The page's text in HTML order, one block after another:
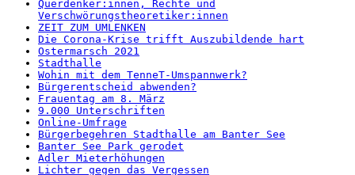
Querdenker:innen, Rechte und
Verschwörungstheoretiker:innen
ZEIT ZUM UMLENKEN
Die Corona-Krise trifft Auszubildende hart
Ostermarsch 2021
Stadthalle
Wohin mit dem TenneT-Umspannwerk?
Bürgerentscheid abwenden?
Frauentag am 8. März
9.000 Unterschriften
Online-Umfrage
Bürgerbegehren Stadthalle am Banter See
Banter See Park gerodet
Adler Mieterhöhungen
Lichter gegen das Vergessen